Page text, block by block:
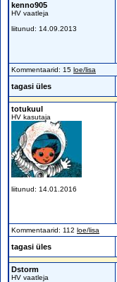
kenno905
HV vaatleja
liitunud: 14.09.2013
Kommentaarid: 15 loe/lisa
tagasi üles
totukuul
HV kasutaja
liitunud: 14.01.2016
Kommentaarid: 112 loe/lisa
tagasi üles
Dstorm
HV vaatleja